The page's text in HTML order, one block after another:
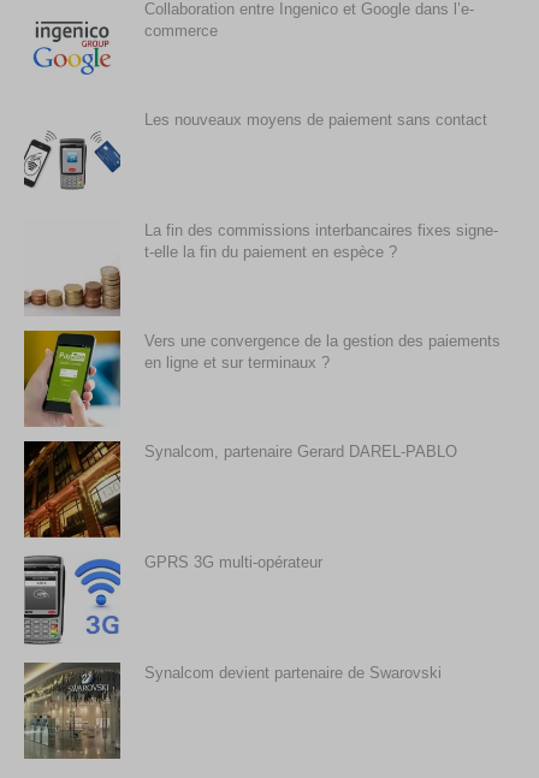
Collaboration entre Ingenico et Google dans l’e-
commerce
Les nouveaux moyens de paiement sans contact
La fin des commissions interbancaires fixes signe-
t-elle la fin du paiement en espèce ?
Vers une convergence de la gestion des paiements
en ligne et sur terminaux ?
Synalcom, partenaire Gerard DAREL-PABLO
GPRS 3G multi-opérateur
Synalcom devient partenaire de Swarovski